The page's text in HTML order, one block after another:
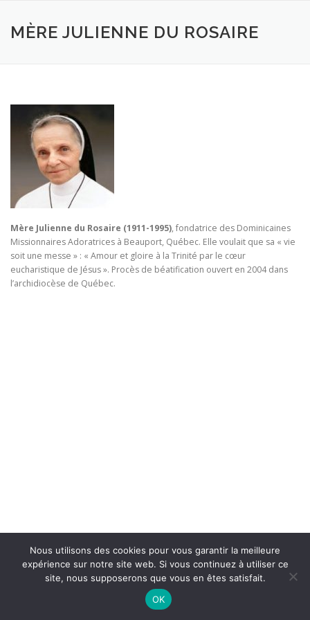
contenu
MÈRE JULIENNE DU ROSAIRE
Mère Julienne du Rosaire (1911-1995), fondatrice des Dominicaines
Missionnaires Adoratrices à Beauport, Québec. Elle voulait que sa « vie
soit une messe » : « Amour et gloire à la Trinité par le cœur
eucharistique de Jésus ». Procès de béatification ouvert en 2004 dans
l’archidiocèse de Québec.
Nous utilisons des cookies pour vous garantir la meilleure
expérience sur notre site web. Si vous continuez à utiliser ce
site, nous supposerons que vous en êtes satisfait.
OK